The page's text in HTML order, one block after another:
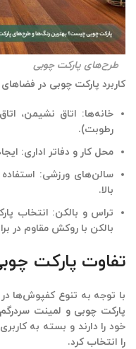
طرح‌های پارکت چوبی
کاربرد پارکت چوبی در
خانه‌ها: اتاق نشیمن،
رطوبت).
محل کار و دفاتر اداری:
سالن‌های ورزشی:
بالا.
تراس و بالکن: انتخاب
بالکن با روکش مقاوم در
تفاوت پارکت
با توجه به تنوع کفپوش‌ها در
پارکت چوبی و لمینت
خود را دارند و بسته به
را انتخاب کرد.